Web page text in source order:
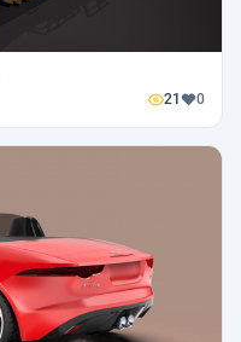
21 0